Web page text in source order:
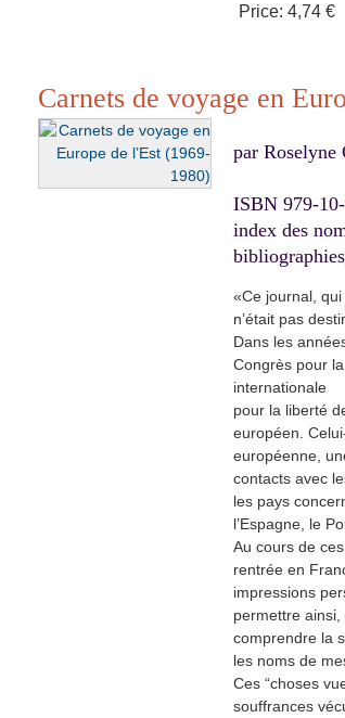
Price: 4,74 €
Carnets de voyage en
par Roselyne
ISBN 979-
index des
«Ce journal,
n’était pas
Dans les
Congrès pour
internationale
pour la liberté
européen.
européenne,
contacts avec
les pays
l’Espagne, le
Au cours de
rentrée en
impressions
permettre ainsi,
comprendre la
les noms de
Ces “choses
souffrances